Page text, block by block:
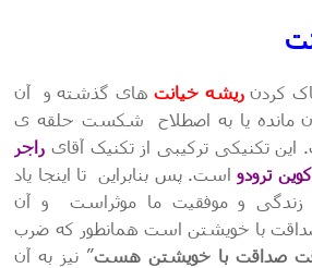
کردنریشه خیانت های گذشته و آن
مانده یا به اصطلاح شکست حلقه ی
تکنیکی ترکیبی از تکنیک آقایراجر
ترودواست. پس بنابراین تا اینجا یاد
زندگی و موفقیت ما موثراست و آن
با خویشتن است همانطور که ضرب
صداقت با خویشتن هست” نیز به آن